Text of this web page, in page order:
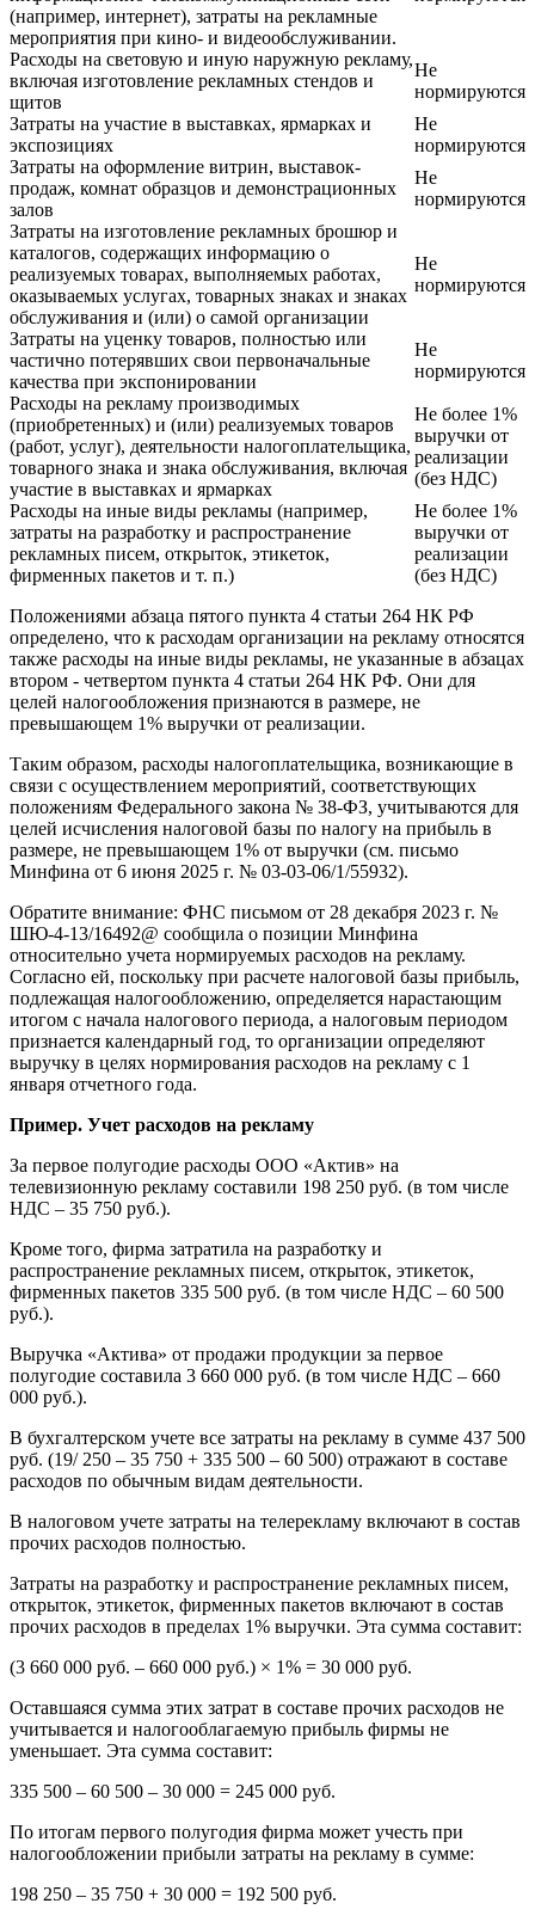
(например, интернет), затраты на рекламные
мероприятия при кино- и видеообслуживании.
Расходы на световую и иную наружную рекламу,
включая изготовление рекламных стендов и
щитов
Не
нормируются
Затраты на участие в выставках, ярмарках и
экспозициях
Не
нормируются
Затраты на оформление витрин, выставок-
продаж, комнат образцов и демонстрационных
залов
Не
нормируются
Затраты на изготовление рекламных брошюр и
каталогов, содержащих информацию о
реализуемых товарах, выполняемых работах,
оказываемых услугах, товарных знаках и знаках
обслуживания и (или) о самой организации
Не
нормируются
Затраты на уценку товаров, полностью или
частично потерявших свои первоначальные
качества при экспонировании
Не
нормируются
Расходы на рекламу производимых
(приобретенных) и (или) реализуемых товаров
(работ, услуг), деятельности налогоплательщика,
товарного знака и знака обслуживания, включая
участие в выставках и ярмарках
Не более 1%
выручки от
реализации
(без НДС)
Расходы на иные виды рекламы (например,
затраты на разработку и распространение
рекламных писем, открыток, этикеток,
фирменных пакетов и т. п.)
Не более 1%
выручки от
реализации
(без НДС)
Положениями абзаца пятого пункта 4 статьи 264 НК РФ
определено, что к расходам организации на рекламу относятся
также расходы на иные виды рекламы, не указанные в абзацах
втором - четвертом пункта 4 статьи 264 НК РФ. Они для
целей налогообложения признаются в размере, не
превышающем 1% выручки от реализации.
Таким образом, расходы налогоплательщика, возникающие в
связи с осуществлением мероприятий, соответствующих
положениям Федерального закона № 38-ФЗ, учитываются для
целей исчисления налоговой базы по налогу на прибыль в
размере, не превышающем 1% от выручки (см. письмо
Минфина от 6 июня 2025 г. № 03-03-06/1/55932).
Обратите внимание: ФНС письмом от 28 декабря 2023 г. №
ШЮ-4-13/16492@ сообщила о позиции Минфина
относительно учета нормируемых расходов на рекламу.
Согласно ей, поскольку при расчете налоговой базы прибыль,
подлежащая налогообложению, определяется нарастающим
итогом с начала налогового периода, а налоговым периодом
признается календарный год, то организации определяют
выручку в целях нормирования расходов на рекламу с 1
января отчетного года.
Пример. Учет расходов на рекламу
За первое полугодие расходы ООО «Актив» на
телевизионную рекламу составили 198 250 руб. (в том числе
НДС – 35 750 руб.).
Кроме того, фирма затратила на разработку и
распространение рекламных писем, открыток, этикеток,
фирменных пакетов 335 500 руб. (в том числе НДС – 60 500
руб.).
Выручка «Актива» от продажи продукции за первое
полугодие составила 3 660 000 руб. (в том числе НДС – 660
000 руб.).
В бухгалтерском учете все затраты на рекламу в сумме 437 500
руб. (19/ 250 – 35 750 + 335 500 – 60 500) отражают в составе
расходов по обычным видам деятельности.
В налоговом учете затраты на телерекламу включают в состав
прочих расходов полностью.
Затраты на разработку и распространение рекламных писем,
открыток, этикеток, фирменных пакетов включают в состав
прочих расходов в пределах 1% выручки. Эта сумма составит:
(3 660 000 руб. – 660 000 руб.) × 1% = 30 000 руб.
Оставшаяся сумма этих затрат в составе прочих расходов не
учитывается и налогооблагаемую прибыль фирмы не
уменьшает. Эта сумма составит:
335 500 – 60 500 – 30 000 = 245 000 руб.
По итогам первого полугодия фирма может учесть при
налогообложении прибыли затраты на рекламу в сумме:
198 250 – 35 750 + 30 000 = 192 500 руб.